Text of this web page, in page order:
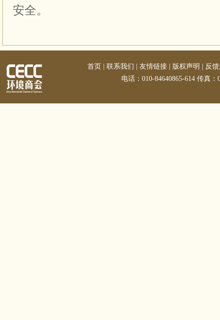
安全。
首页 联系我们 友情链接 版权声明
反
电话：010-84640865-614 传真